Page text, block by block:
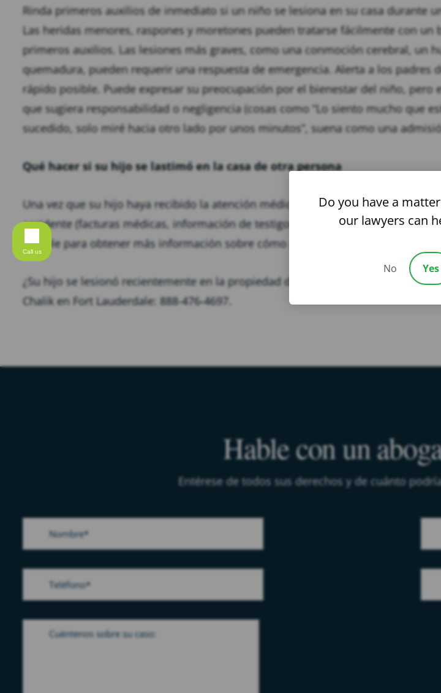
Rinda primeros auxilios de inmediato si un niño se lesiona en su casa durante
Las heridas menores, raspones y moretones pueden tratarse fácilmente con un
primeros auxilios. Las lesiones más graves, como una conmoción cerebral, un
quemadura, pueden requerir una respuesta de emergencia. Alerta a los padres
rápido posible. Puede expresar su preocupación por el bienestar del niño, pero
que sugiera responsabilidad o negligencia (cosas como “Lo siento mucho que
sucedido, solo miré hacia otro lado por unos minutos”, suena como una
Qué hacer si su hijo se lastimó en la casa de otra persona
Una vez que su hijo haya recibido la atención médica adecuada, mantenga todos
accidente (facturas médicas, información de testigos, etc.). Hable con un
posible para obtener más información sobre cómo proteger mejor los derechos
¿Su hijo se lesionó recientemente en la propiedad de otra persona? Contáctenos
Chalik en Fort Lauderdale: 888-476-4697.
Hable con un
Entérese de todos sus derechos y de cuánto
Call us
Do you have a
our lawyers can
No Yes